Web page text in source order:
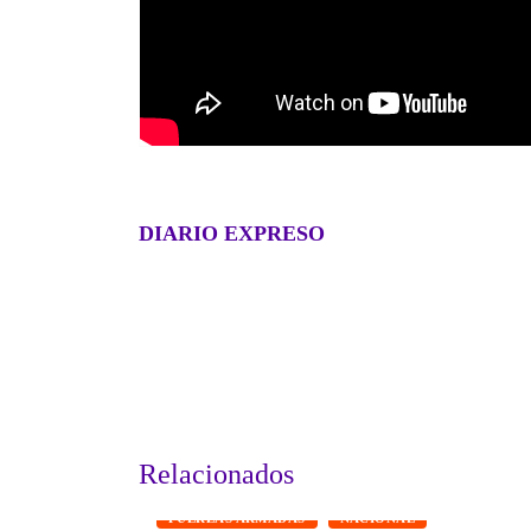
DIARIO EXPRESO
Relacionados
FUERZAS ARMADAS NACIONAL